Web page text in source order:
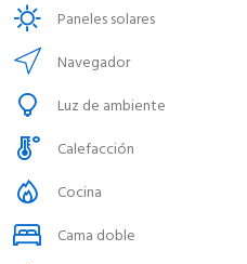
Paneles solares
Navegador
Luz de ambiente
Calefacción
Cocina
Cama doble